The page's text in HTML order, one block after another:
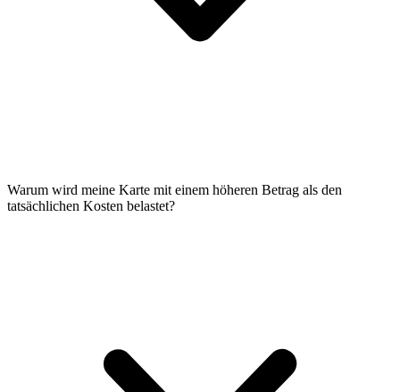
Warum wird meine Karte mit einem höheren Betrag als den
tatsächlichen Kosten belastet?